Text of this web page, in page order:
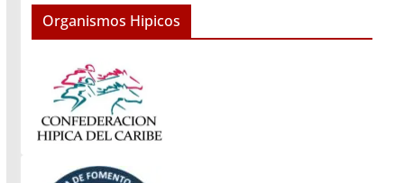
Organismos Hipicos